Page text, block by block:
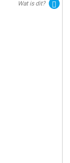
Wat is dit?